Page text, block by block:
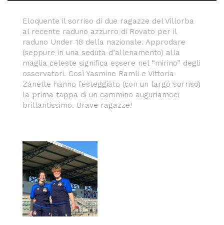
Eloquente il sorriso di due ragazze del Villorba
al recente raduno azzurro di Rovato per il
raduno Under 18 della nazionale. Approdare
(seppure in una seduta d’allenamento) alla
maglia celeste significa essere nel “mirino” degli
osservatori. Così Yasmine Ramli e Vittoria
Zanette hanno festeggiato (con un largo sorriso)
la prima tappa di un cammino auguriamoci
brillantissimo. Brave ragazze!